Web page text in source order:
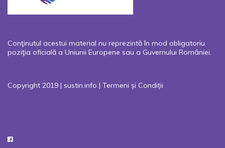
Conţinutul acestui material nu reprezintă în mod obligatoriu
poziţia oficială a Uniunii Europene sau a Guvernului României.
Copyright 2019 | sustin.info | Termeni și Condiții